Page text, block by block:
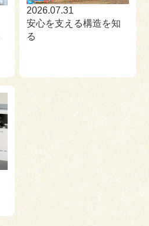
2026.07.31
安心を支える構造を知
る